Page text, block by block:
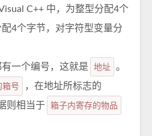
C++ 中，为整型分配4个
4个字节，对字符型变量分
一个编号，这就是
地址 。
箱号
，在地址所标志的
则相当于 箱子内寄存的物品